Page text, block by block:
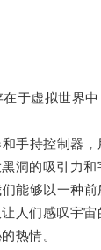
虚拟世界中
持控制器，
洞的吸引力和
够以一种前
人们感叹宇
热情。